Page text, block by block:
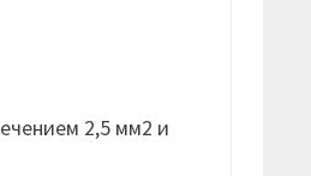
2,5 мм2 и